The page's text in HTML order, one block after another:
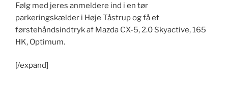
Følg med jeres anmeldere ind i en tør
parkeringskælder i Høje Tåstrup og få et
førstehåndsindtryk af Mazda CX-5, 2.0 Skyactive, 165
HK, Optimum.
[/expand]